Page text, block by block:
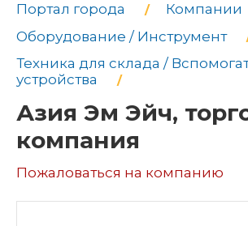
Портал города
Компании
Оборудование / Инструмент
Техника для склада /
устройства
Азия Эм Эйч,
компания
Пожаловаться на компанию